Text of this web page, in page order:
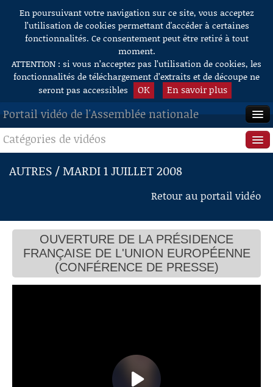
Aller au contenu
En poursuivant votre navigation sur ce site, vous acceptez
l’utilisation de cookies permettant d'accéder à certaines
fonctionnalités. Ce consentement peut être retiré à tout
moment.
ATTENTION : si vous n’acceptez pas l’utilisation de cookies, les
fonctionnalités de téléchargement d’extraits et de découpe ne
seront pas accessibles
OK En savoir plus
Portail vidéo de l'Assemblée nationale
ACCUEIL
EN DIRECT
RECHERCHE
AIDE À LA DÉCOUPE
DE VIDÉOS
Catégories de vidéos
Séance publique
Questions au Gouvernement
Commissions
Présidence
Évènements
AUTRES / MARDI 1 JUILLET 2008
Retour au portail vidéo
OUVERTURE DE LA PRÉSIDENCE
FRANÇAISE DE L'UNION EUROPÉENNE
(CONFÉRENCE DE PRESSE)